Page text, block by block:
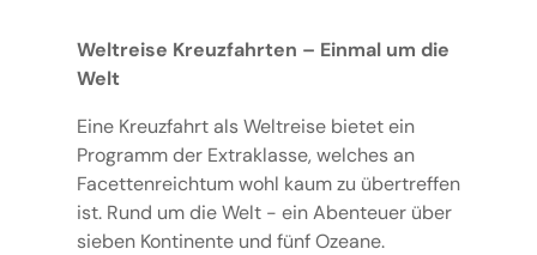
Weltreise Kreuzfahrten – Einmal um die
Welt
Eine Kreuzfahrt als Weltreise bietet ein
Programm der Extraklasse, welches an
Facettenreichtum wohl kaum zu übertreffen
ist. Rund um die Welt - ein Abenteuer über
sieben Kontinente und fünf Ozeane.